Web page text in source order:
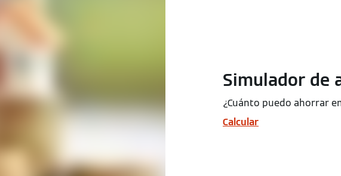
Simulador de
¿Cuánto puedo ahorrar
Calcular